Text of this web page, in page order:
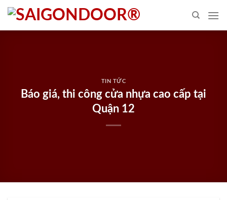
Skip
content
TIN TỨC
Báo giá, thi công cửa nhựa cao cấp tại
Quận 12